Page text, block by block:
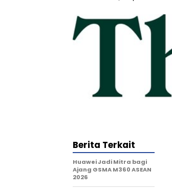
Berita Terkait
Huawei Jadi Mitra bagi
Ajang GSMA M360 ASEAN
2026